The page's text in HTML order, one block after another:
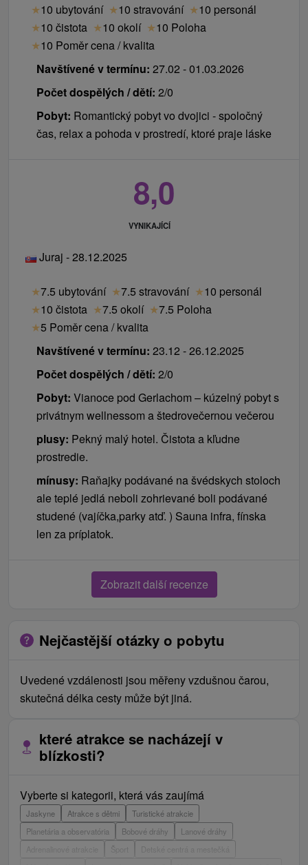
★10 ubytování ★10 stravování ★10 personál
★10 čistota ★10 okolí ★10 Poloha
★10 Poměr cena / kvalita
Navštívené v termínu: 27.02 - 01.03.2026
Počet dospělých / dětí: 2/0
Pobyt: Romantický pobyt vo dvojici - spoločný
čas, relax a pohoda v prostredí, ktoré praje láske
8,0
VYNIKAJÍCÍ
Juraj - 28.12.2025
★7.5 ubytování ★7.5 stravování ★10 personál
★10 čistota ★7.5 okolí ★7.5 Poloha
★5 Poměr cena / kvalita
Navštívené v termínu: 23.12 - 26.12.2025
Počet dospělých / dětí: 2/0
Pobyt: Vianoce pod Gerlachom – kúzelný pobyt s
privátnym wellnessom a štedrovečernou večerou
plusy: Pekný malý hotel. Čistota a kľudne
prostredie.
mínusy: Raňajky podávané na švédskych stoloch
ale teplé jedlá neboli zohrievané boli podávané
studené (vajíčka,parky atď. ) Sauna infra, fínska
len za príplatok.
Zobrazit další recenze
Nejčastější otázky o pobytu
Uvedené vzdálenosti jsou měřeny vzdušnou čarou,
skutečná délka cesty může být jiná.
které atrakce se nacházejí v
blízkosti?
Vyberte si kategorii, která vás zaujímá
Jaskyne Atrakce s dětmi
Turistické atrakcie
Planetária a observatória
Bobové dráhy
Lanové dráhy
Adrenalinové atrakcie
Detské centrá a mestečká